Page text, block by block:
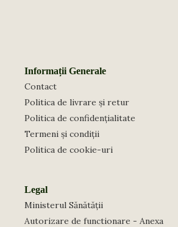
Informații Generale
Contact
Politica de livrare și retur
Politica de confidențialitate
Termeni și condiții
Politica de cookie-uri
Legal
Ministerul Sănătății
Autorizare de functionare - Anexa